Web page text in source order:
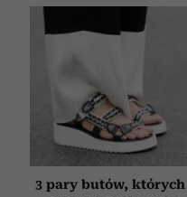
3 pary butów, których